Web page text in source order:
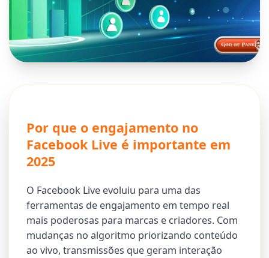
Por que o engajamento no
Facebook Live é importante em
2025
O Facebook Live evoluiu para uma das
ferramentas de engajamento em tempo real
mais poderosas para marcas e criadores. Com
mudanças no algoritmo priorizando conteúdo
ao vivo, transmissões que geram interação